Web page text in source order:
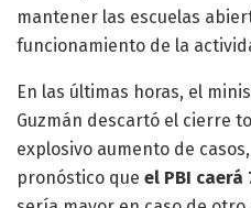
mantener las escuelas
funcionamiento de la
En las últimas horas, el
Guzmán descartó el cierre
explosivo aumento de
pronóstico que el PBI caerá